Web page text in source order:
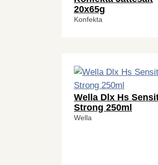
20x65g
Konfekta
Wella Dlx Hs
Strong 250ml
Wella